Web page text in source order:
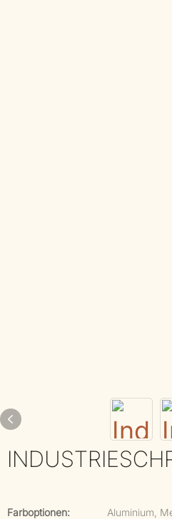
Farboptionen:
Aluminium,